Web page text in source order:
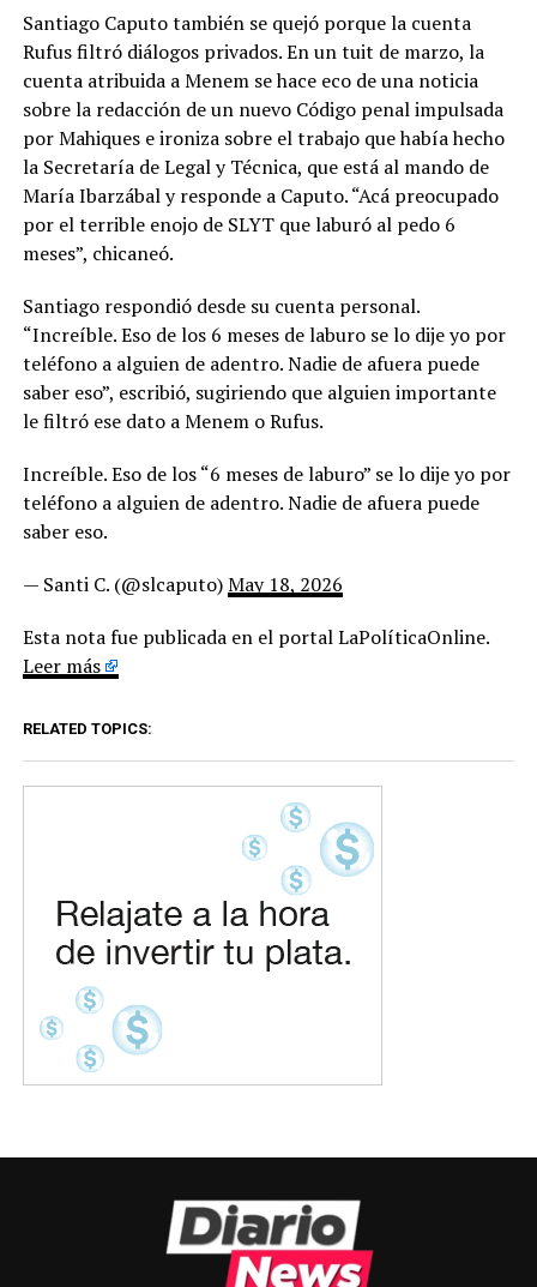
Santiago Caputo también se quejó porque la cuenta
Rufus filtró diálogos privados. En un tuit de marzo, la
cuenta atribuida a Menem se hace eco de una noticia
sobre la redacción de un nuevo Código penal impulsada
por Mahiques e ironiza sobre el trabajo que había hecho
la Secretaría de Legal y Técnica, que está al mando de
María Ibarzábal y responde a Caputo. “Acá preocupado
por el terrible enojo de SLYT que laburó al pedo 6
meses”, chicaneó.
Santiago respondió desde su cuenta personal.
“Increíble. Eso de los 6 meses de laburo se lo dije yo por
teléfono a alguien de adentro. Nadie de afuera puede
saber eso”, escribió, sugiriendo que alguien importante
le filtró ese dato a Menem o Rufus.
Increíble. Eso de los “6 meses de laburo” se lo dije yo por
teléfono a alguien de adentro. Nadie de afuera puede
saber eso.
— Santi C. (@slcaputo)May 18, 2026
Esta nota fue publicada en el portal LaPolíticaOnline.
Leer más
RELATED TOPICS: